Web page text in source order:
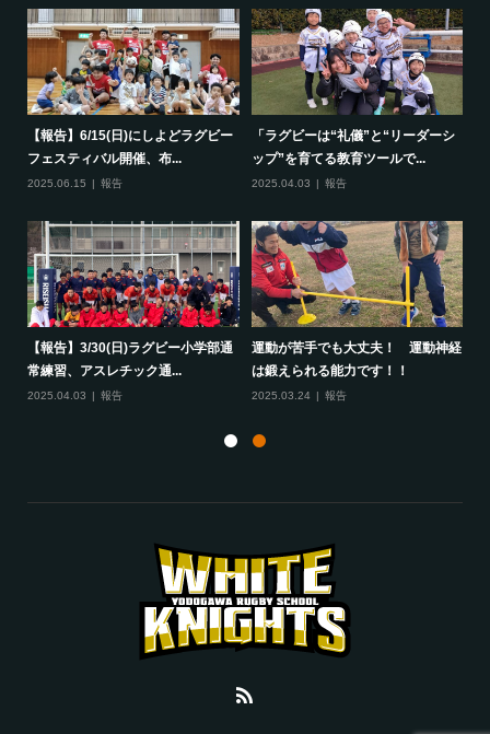
【報告】6/15(日)にしよどラグビー
フェスティバル開催、布...
2025.06.15 報告
「ラグビーは“礼儀”と“リーダーシ
ップ”を育てる教育ツールで...
2025.04.03 報告
【報告】3/30(日)ラグビー小学部通
常練習、アスレチック通...
2025.04.03 報告
運動が苦手でも大丈夫！ 運動神経
は鍛えられる能力です！！
2025.03.24 報告